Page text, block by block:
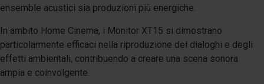
ensemble acustici sia produzioni più energiche.
In ambito Home Cinema, i Monitor XT15 si dimostrano
particolarmente efficaci nella riproduzione dei dialoghi e degli
effetti ambientali, contribuendo a creare una scena sonora
ampia e coinvolgente.